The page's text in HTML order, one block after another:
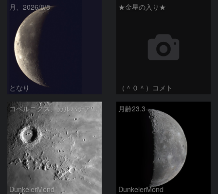
月、2026/8/8
となり
★金星の入り★
（＾０＾）コメト
コペルニクス、カルパチア山脈付近
DunkelerMond
月齢23.3
DunkelerMond